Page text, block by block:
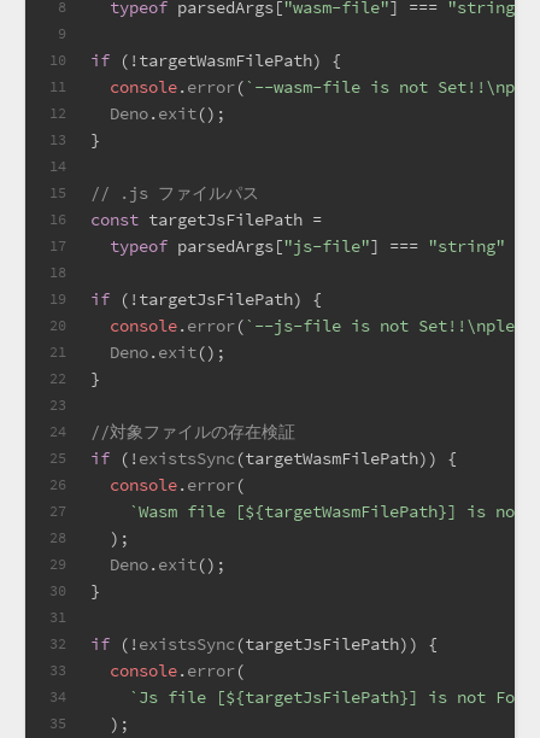
8
9
10
11
12
13
14
15
16
17
18
19
20
21
22
23
24
25
26
27
28
29
30
31
32
33
34
35
typeof parsedArgs["wasm-file"] === "string"
if (!targetWasmFilePath) {
console.error( `--wasm-file is not
Deno.exit();
}
// .js ファイルパス
const targetJsFilePath =
typeof parsedArgs["js-file"] === "string"
if (!targetJsFilePath) {
console.error( `--js-file is not
Deno.exit();
}
//対象ファイルの存在検証
if (! existsSync(targetWasmFilePath)) {
console.error(
`Wasm file [${targetWasmFilePath}] is not
  );
Deno.exit();
}
if (! existsSync(targetJsFilePath)) {
console.error(
`Js file [${targetJsFilePath}] is not
  );